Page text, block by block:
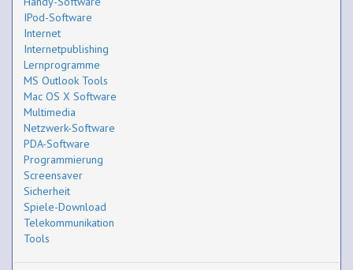
IPod-Software
Internet
Internetpublishing
Lernprogramme
MS Outlook Tools
Mac OS X Software
Multimedia
Netzwerk-Software
PDA-Software
Programmierung
Screensaver
Sicherheit
Spiele-Download
Telekommunikation
Tools